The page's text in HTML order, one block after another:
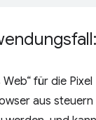
für die
aus